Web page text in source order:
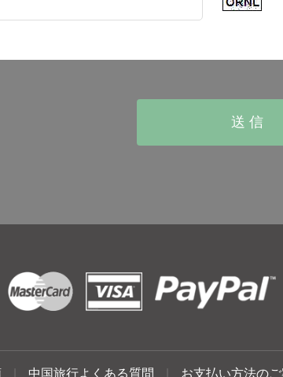
中国旅行よくある質問 お支払い方法の